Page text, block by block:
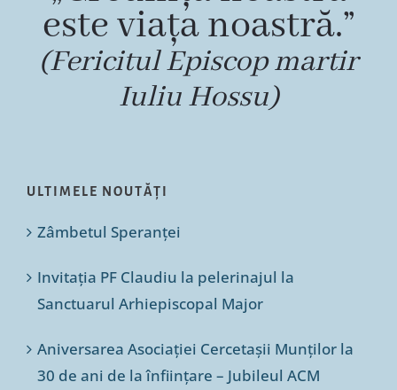
este viața noastră.”
(Fericitul Episcop martir
Iuliu Hossu)
ULTIMELE NOUTĂȚI
Zâmbetul Speranței
Invitația PF Claudiu la pelerinajul la
Sanctuarul Arhiepiscopal Major
Aniversarea Asociației Cercetașii Munților la
30 de ani de la înființare – Jubileul ACM